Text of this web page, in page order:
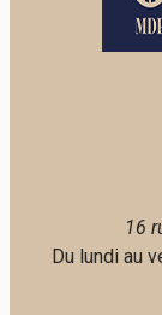
16
Du lundi au